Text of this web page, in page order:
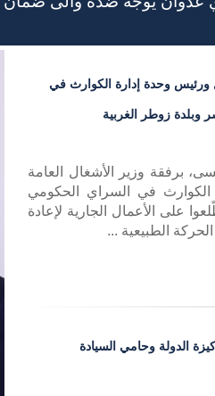
ورئيس وحدة إدارة الكوارث في
وبلدة زوطر الغربية
برفقة وزير الأشغال العامة
الكوارث في السراي الحكومي
على الأعمال الجارية لإعادة
الطبيعية ...
الدولة وحامي السيادة